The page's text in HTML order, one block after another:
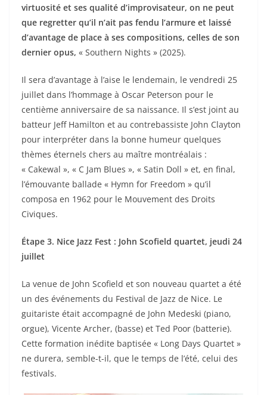
virtuosité et ses qualité d’improvisateur, on ne peut
que regretter qu’il n’ait pas fendu l’armure et laissé
d’avantage de place à ses compositions, celles de son
dernier opus, « Southern Nights » (2025).
Il sera d’avantage à l’aise le lendemain, le vendredi 25
juillet dans l’hommage à Oscar Peterson pour le
centième anniversaire de sa naissance. Il s’est joint au
batteur Jeff Hamilton et au contrebassiste John Clayton
pour interpréter dans la bonne humeur quelques
thèmes éternels chers au maître montréalais :
« Cakewal », « C Jam Blues », « Satin Doll » et, en final,
l’émouvante ballade « Hymn for Freedom » qu’il
composa en 1962 pour le Mouvement des Droits
Civiques.
Étape 3. Nice Jazz Fest : John Scofield quartet, jeudi 24
juillet
La venue de John Scofield et son nouveau quartet a été
un des événements du Festival de Jazz de Nice. Le
guitariste était accompagné de John Medeski (piano,
orgue), Vicente Archer, (basse) et Ted Poor (batterie).
Cette formation inédite baptisée « Long Days Quartet »
ne durera, semble-t-il, que le temps de l’été, celui des
festivals.